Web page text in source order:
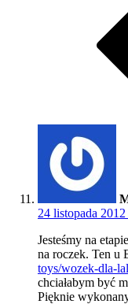
24 listopada
Jesteśmy na
na roczek. Ten u
toys/wozek-dla-
chciałabym być
Pięknie